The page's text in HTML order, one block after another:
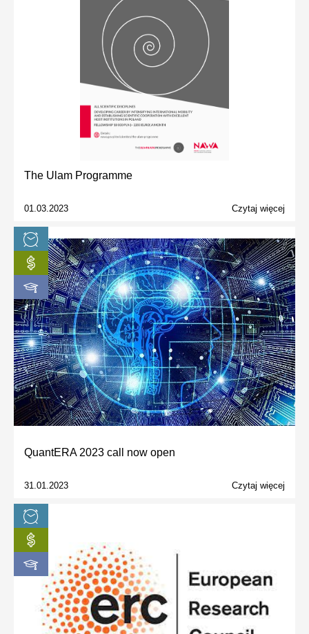
The Ulam Programme
01.03.2023 Czytaj więcej
QuantERA 2023 call now open
31.01.2023 Czytaj więcej